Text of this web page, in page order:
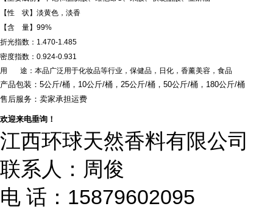
【性 状】淡黄色，淡香
【含 量】99%
折光指数：1.470-1.485
密度指数：0.924-0.931
用 途：本品广泛用于化妆品等行业，保健品，日化，香薰美容，食品
产品包装：5公斤/桶，10公斤/桶，25公斤/桶，50公斤/桶，180公斤/桶
售后服务：卖家承担运费
欢迎来电垂询！
江西环球天然香料有限公司
联系人：周俊
电 话：15879602095